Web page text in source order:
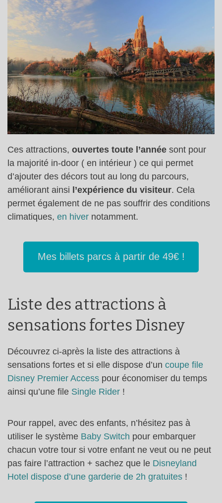
Ces attractions, ouvertes toute l’année sont pour
la majorité in-door ( en intérieur ) ce qui permet
d’ajouter des décors tout au long du parcours,
améliorant ainsi l’expérience du visiteur. Cela
permet également de ne pas souffrir des conditions
climatiques, en hiver notamment.
Mes billets parcs à partir de 49€ !
Liste des attractions à
sensations fortes Disney
Découvrez ci-après la liste des attractions à
sensations fortes et si elle dispose d’un coupe file
Disney Premier Access pour économiser du temps
ainsi qu’une file Single Rider !
Pour rappel, avec des enfants, n’hésitez pas à
utiliser le système Baby Switch pour embarquer
chacun votre tour si votre enfant ne veut ou ne peut
pas faire l’attraction + sachez que le Disneyland
Hotel dispose d’une garderie de 2h gratuites !